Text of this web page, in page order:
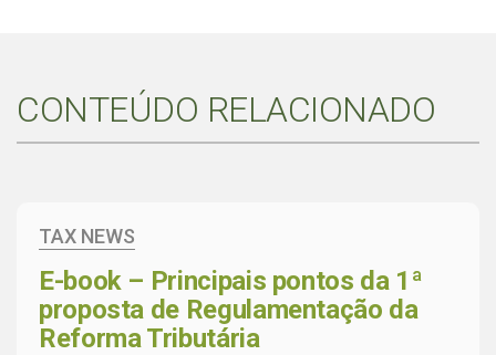
CONTEÚDO RELACIONADO
TAX NEWS
E-book – Principais pontos da 1ª
proposta de Regulamentação da
Reforma Tributária